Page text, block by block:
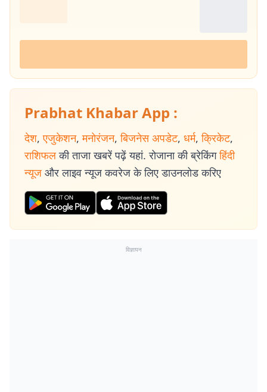
Prabhat Khabar App :
देश, एजुकेशन, मनोरंजन, बिजनेस अपडेट, धर्म, क्रिकेट,
राशिफल की ताजा खबरें पढ़ें यहां. रोजाना की ब्रेकिंग हिंदी
न्यूज और लाइव न्यूज कवरेज के लिए डाउनलोड करिए
विज्ञापन